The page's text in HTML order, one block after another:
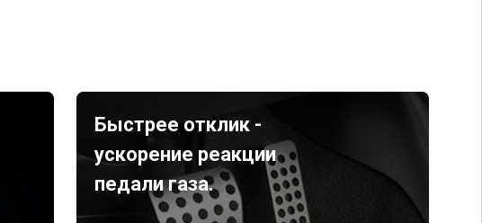
Быстрее отклик -
ускорение реакции
педали газа.